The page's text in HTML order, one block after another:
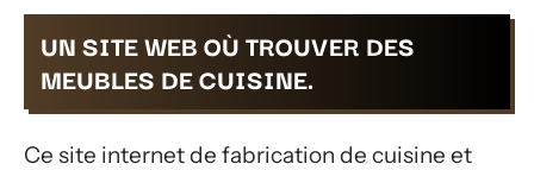
UN SITE WEB OÙ TROUVER DES
MEUBLES DE CUISINE.
Ce site internet de fabrication de cuisine et